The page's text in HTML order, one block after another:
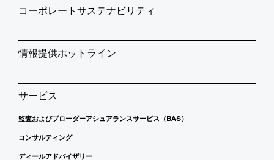
コーポレートサステナビリティ
情報提供ホットライン
サービス
監査およびブローダーアシュアランスサービス（BAS）
コンサルティング
ディールアドバイザリー